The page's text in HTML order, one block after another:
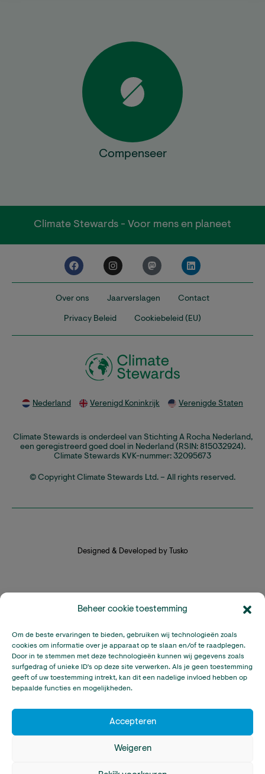
Beheer cookie toestemming
Om de beste ervaringen te bieden, gebruiken wij technologieën zoals
cookies om informatie over je apparaat op te slaan en/of te raadplegen.
Door in te stemmen met deze technologieën kunnen wij gegevens zoals
surfgedrag of unieke ID's op deze site verwerken. Als je geen toestemming
geeft of uw toestemming intrekt, kan dit een nadelige invloed hebben op
bepaalde functies en mogelijkheden.
Accepteren
Weigeren
Compenseer
Climate Stewards - Voor mens en planeet
Over ons Jaarverslagen Contact
Privacy Beleid Cookiebeleid (EU)
Nederland Verenigd Koninkrijk Verenigde Staten
Climate Stewards is onderdeel van Stichting A Rocha Nederland,
een geregistreerd goed doel in Nederland (RSIN: 815032924).
Climate Stewards KVK-nummer: 32095673
© Copyright Climate Stewards Ltd. – All rights reserved.
Designed & Developed by Tusko